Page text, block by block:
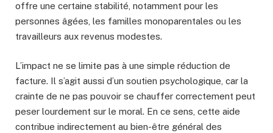
offre une certaine stabilité, notamment pour les
personnes âgées, les familles monoparentales ou les
travailleurs aux revenus modestes.
L’impact ne se limite pas à une simple réduction de
facture. Il s’agit aussi d’un soutien psychologique, car la
crainte de ne pas pouvoir se chauffer correctement peut
peser lourdement sur le moral. En ce sens, cette aide
contribue indirectement au bien-être général des